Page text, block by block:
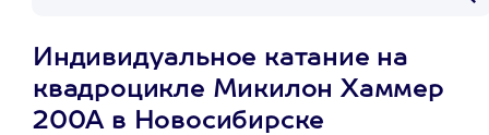
Индивидуальное катание на
квадроцикле Микилон Хаммер
200А в Новосибирске